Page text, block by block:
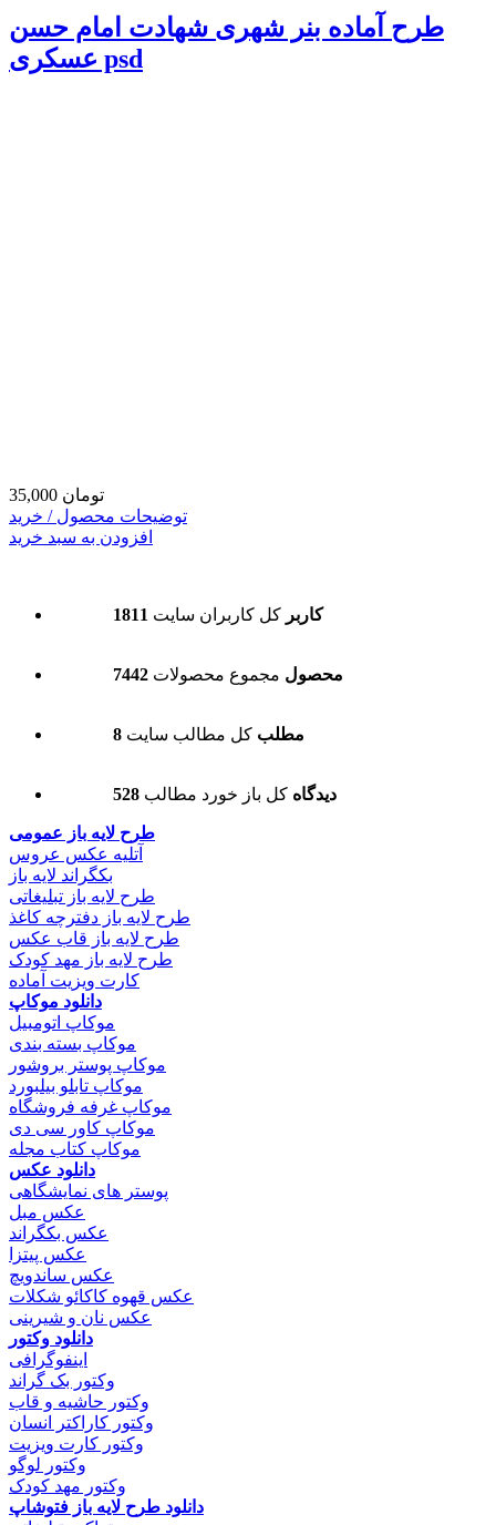
طرح آماده بنر شهری شهادت امام حسن
عسکری psd
35,000 تومان
توضیحات محصول / خرید
افزودن به سبد خرید
1811 کاربر کل کاربران سایت
7442 محصول مجموع محصولات
8 مطلب کل مطالب سایت
528 دیدگاه کل باز خورد مطالب
طرح لایه باز عمومی
آتلیه عکس عروس
بکگراند لایه باز
طرح لایه باز تبلیغاتی
طرح لایه باز دفترچه کاغذ
طرح لایه باز قاب عکس
طرح لایه باز مهد کودک
کارت ویزیت آماده
دانلود موکاپ
موکاپ اتومبیل
موکاپ بسته بندی
موکاپ پوستر بروشور
موکاپ تابلو بیلبورد
موکاپ غرفه فروشگاه
موکاپ کاور سی دی
موکاپ کتاب مجله
دانلود عکس
پوستر های نمایشگاهی
عکس مبل
عکس بکگراند
عکس پیتزا
عکس ساندویچ
عکس قهوه کاکائو شکلات
عکس نان و شیرینی
دانلود وکتور
اینفوگرافی
وکتور بک گراند
وکتور حاشیه و قاب
وکتور کاراکتر انسان
وکتور کارت ویزیت
وکتور لوگو
وکتور مهد کودک
دانلود طرح لایه باز فتوشاپ